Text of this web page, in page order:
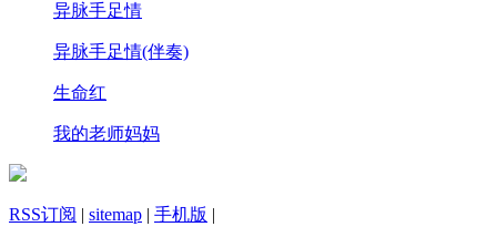
异脉手足情
异脉手足情(伴奏)
生命红
我的老师妈妈
RSS订阅 | sitemap | 手机版 |